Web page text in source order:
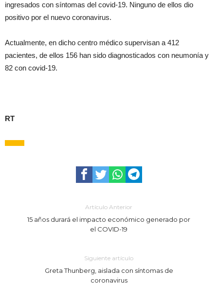
ingresados con síntomas del covid-19. Ninguno de ellos dio
positivo por el nuevo coronavirus.
Actualmente, en dicho centro médico supervisan a 412
pacientes, de ellos 156 han sido diagnosticados con neumonía y
82 con covid-19.
RT
Artículo Anterior
15 años durará el impacto económico generado por
el COVID-19
Siguiente artículo
Greta Thunberg, aislada con síntomas de
coronavirus